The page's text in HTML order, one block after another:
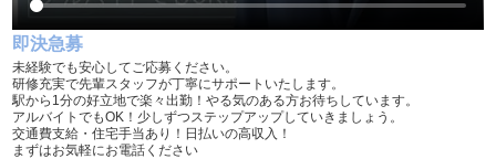
在宅ワーク可 オフィス内分煙・禁煙
送迎車持込禁煙可
残業代支給
即決急募
未経験でも安心してご応募ください。
研修充実で先輩スタッフが丁寧にサポートいたします。
駅から1分の好立地で楽々出勤！やる気のある方お待ちしています。
アルバイトでもOK！少しずつステップアップしていきましょう。
交通費支給・住宅手当あり！日払いの高収入！
まずはお気軽にお電話ください